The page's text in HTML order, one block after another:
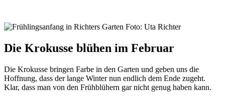
Die Krokusse blühen im Februar
Die Krokusse bringen Farbe in den Garten und geben uns die
Hoffnung, dass der lange Winter nun endlich dem Ende zugeht.
Klar, dass man von den Frühblühern gar nicht genug haben kann.